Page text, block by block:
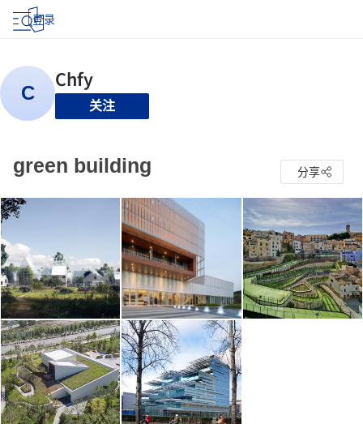
登录
关注
green building 分享